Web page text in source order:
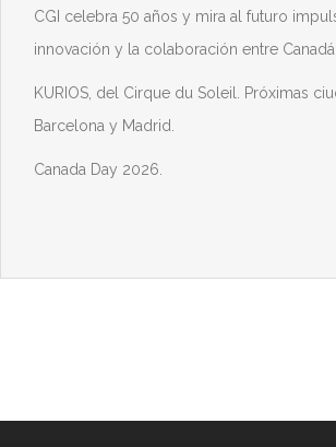
CGI celebra 50 años y mira al futuro
innovación y la colaboración entre Canadá
KURIOS, del Cirque du Soleil. Próximas
Barcelona y Madrid.
Canada Day 2026.